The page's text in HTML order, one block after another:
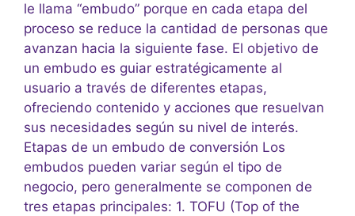
le llama “embudo” porque en cada etapa del
proceso se reduce la cantidad de personas que
avanzan hacia la siguiente fase. El objetivo de
un embudo es guiar estratégicamente al
usuario a través de diferentes etapas,
ofreciendo contenido y acciones que resuelvan
sus necesidades según su nivel de interés.
Etapas de un embudo de conversión Los
embudos pueden variar según el tipo de
negocio, pero generalmente se componen de
tres etapas principales: 1. TOFU (Top of the